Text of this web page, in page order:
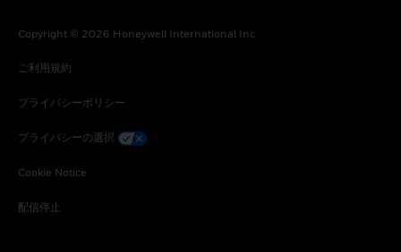
Copyright © 2026 Honeywell International Inc
ご利用規約
プライバシーポリシー
プライバシーの選択
Cookie Notice
配信停止